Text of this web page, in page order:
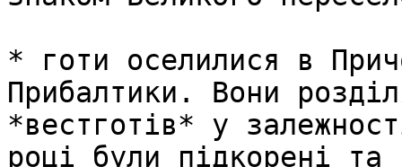
* готи оселилися в
Прибалтики. Вони
*вестготів* у
році були підкорені та